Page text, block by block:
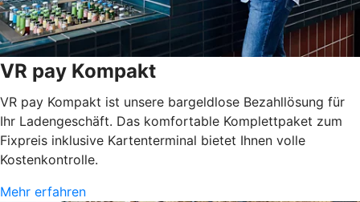
VR pay Kompakt
VR pay Kompakt ist unsere bargeldlose Bezahllösung für
Ihr Ladengeschäft. Das komfortable Komplettpaket zum
Fixpreis inklusive Kartenterminal bietet Ihnen volle
Kostenkontrolle.
Mehr erfahren